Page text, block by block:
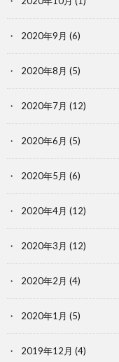
2020年9月 (6)
2020年8月 (5)
2020年7月 (12)
2020年6月 (5)
2020年5月 (6)
2020年4月 (12)
2020年3月 (12)
2020年2月 (4)
2020年1月 (5)
2019年12月 (4)